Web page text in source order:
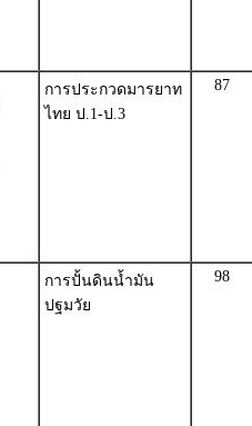
การประกวดมารยาท
ไทย ป.1-ป.3
87
การปั้นดินน้ำมัน
ปฐมวัย
98